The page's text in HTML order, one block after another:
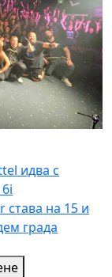
идва с
става на 15 и
града